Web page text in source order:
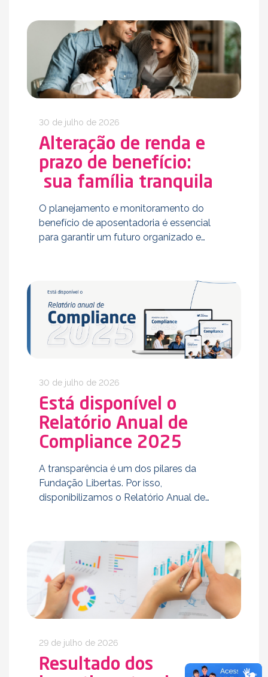
premiação realizada em São …
30 de julho de 2026
Alteração de renda e
prazo de benefício:
sua família tranquila
O planejamento e monitoramento do
benefício de aposentadoria é essencial
para garantir um futuro organizado e
a necessidade financeira …
30 de julho de 2026
Está disponível o
Relatório Anual de
Compliance 2025
A transparência é um dos pilares da
Fundação Libertas. Por isso,
disponibilizamos o Relatório Anual de
resultados desenvolvidos ao longo do
último ano, que …
29 de julho de 2026
Resultado dos